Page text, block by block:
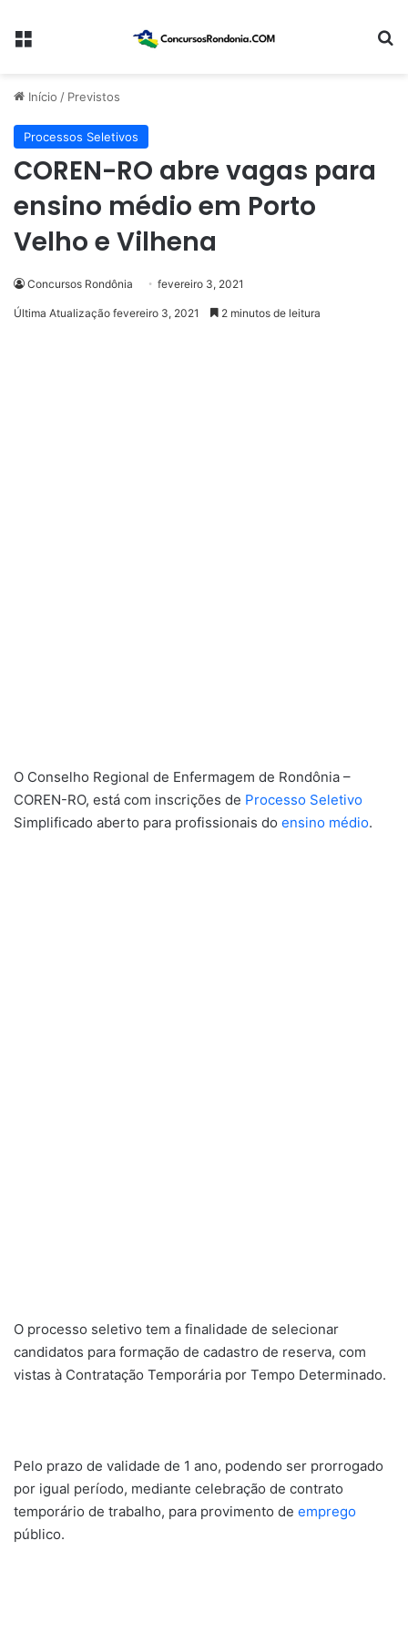
Menu
Início / Previstos
Processos Seletivos
COREN-RO abre vagas para
ensino médio em Porto
Velho e Vilhena
Concursos Rondônia fevereiro 3, 2021
Última Atualização fevereiro 3, 2021 2 minutos de leitura
O Conselho Regional de Enfermagem de Rondônia –
COREN-RO, está com inscrições de Processo Seletivo
Simplificado aberto para profissionais do ensino médio.
O processo seletivo tem a finalidade de selecionar
candidatos para formação de cadastro de reserva, com
vistas à Contratação Temporária por Tempo Determinado.
Pelo prazo de validade de 1 ano, podendo ser prorrogado
por igual período, mediante celebração de contrato
temporário de trabalho, para provimento de emprego
público.